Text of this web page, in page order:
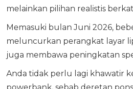
melainkan pilihan realistis
Memasuki bulan Juni 2026,
meluncurkan perangkat layar
juga membawa peningkatan
Anda tidak perlu lagi khawatir
powerbank, sebab deretan